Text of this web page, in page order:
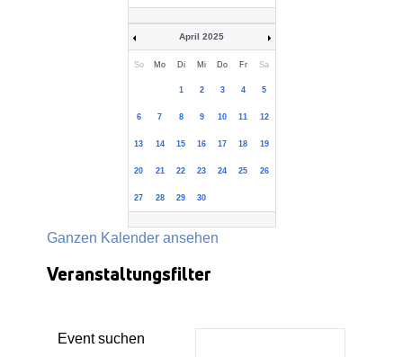
April 2025
So Mo Di Mi Do Fr Sa
1 2 3 4 5
6 7 8 9 10 11 12
13 14 15 16 17 18 19
20 21 22 23 24 25 26
27 28 29 30
Ganzen Kalender ansehen
Veranstaltungsfilter
Event suchen